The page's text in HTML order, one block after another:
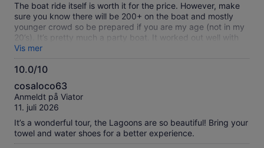
The boat ride itself is worth it for the price. However, make
sure you know there will be 200+ on the boat and mostly
younger crowd so be prepared if you are my age (not in my
20’s). It’s pretty much a party boat. It worked out well with
my son, he seemed to enjoy it a lot. The slide on the side of
the boat made it more fun. Make sure you are a strong
swimmer.
Vis mer
10.0/10
av
10
cosaloco63
Anmeldt på Viator
11. juli 2026
It’s a wonderful tour, the Lagoons are so beautiful! Bring your
towel and water shoes for a better experience.